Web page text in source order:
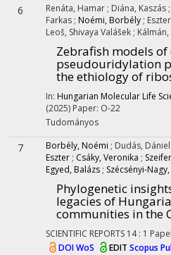
6 Renáta, Hamar ; Diána, Kaszás ;
Farkas ; Noémi, Borbély ;
Leoš, Shivaya Valášek ;
Zebrafish models of
pseudouridylation
the ethiology of
In: Hungarian Molecular Life
(2025) Paper: O-22
Tudományos
7 Borbély, Noémi ; Dudás, Dániel
Eszter ; Csáky, Veronika ;
Egyed, Balázs ; Szécsényi-
Phylogenetic
legacies of
communities in the
SCIENTIFIC REPORTS 14: 1
DOIWoS EDIT Scopus